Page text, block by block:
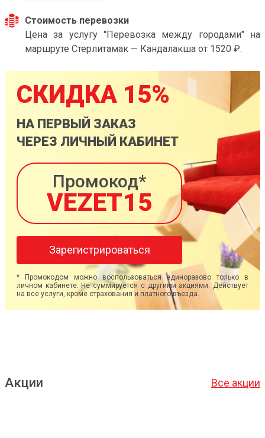
Стоимость перевозки
Цена за услугу "Перевозка между городами" на
маршруте Стерлитамак — Кандалакша от 1520 ₽.
СКИДКА 15%
НА ПЕРВЫЙ ЗАКАЗ
ЧЕРЕЗ ЛИЧНЫЙ КАБИНЕТ
Промокод*
VEZET15
Зарегистрироваться
* Промокодом можно воспользоваться единоразово только в
личном кабинете. Не суммируется с другими акциями. Действует
на все услуги, кроме страхования и платного въезда.
Акции Все акции